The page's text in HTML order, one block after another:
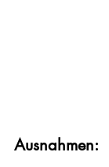
Ausnahmen: